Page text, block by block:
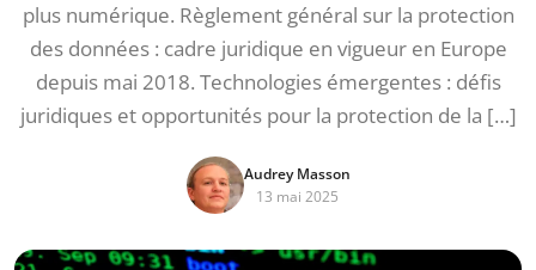
plus numérique. Règlement général sur la protection
des données : cadre juridique en vigueur en Europe
depuis mai 2018. Technologies émergentes : défis
juridiques et opportunités pour la protection de la […]
Audrey Masson
13 mai 2025